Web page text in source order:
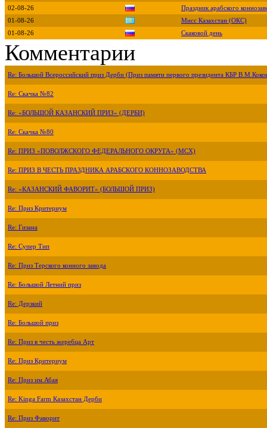
02-08-26
Праздник арабского
01-08-26
Мисс Казахстан (ОКС)
01-08-26
Скаковой день
Комментарии
Re: Большой Всероссийский приз Дерби (Приз памяти первого президента КБР
Re: Скачка №82
Re: «БОЛЬШОЙ КАЗАНСКИЙ ПРИЗ» (ДЕРБИ)
Re: Скачка №80
Re: ПРИЗ «ПОВОЛЖСКОГО ФЕДЕРАЛЬНОГО ОКРУГА» (МСХ)
Re: ПРИЗ В ЧЕСТЬ ПРАЗДНИКА АРАБСКОГО КОННОЗАВОДСТВА
Re: «КАЗАНСКИЙ ФАВОРИТ» (БОЛЬШОЙ ПРИЗ)
Re: Приз Критериум
Re: Гизана
Re: Супер Тип
Re: Приз Терского конного завода
Re: Большой Летний приз
Re: Дерзкий
Re: Большой приз
Re: Приз в честь жеребца Арт
Re: Приз Критериум
Re: Приз им.Абая
Re: Kinga Farm Казахстан Дерби
Re: Приз Фаворит